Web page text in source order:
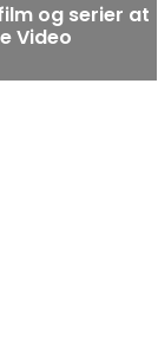
og serier at
Video